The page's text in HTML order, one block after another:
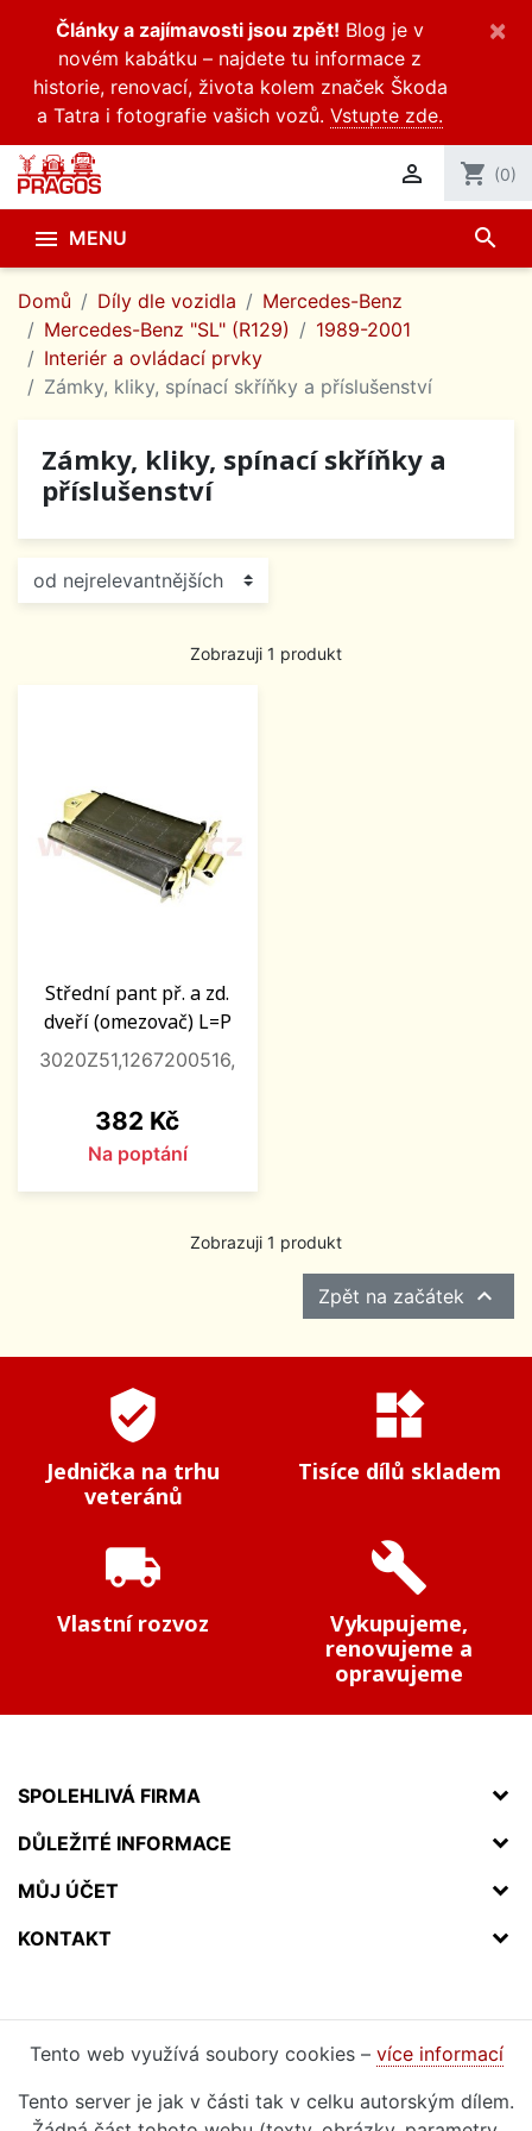
Články a zajímavosti jsou zpět! Blog je v
novém kabátku – najdete tu informace z
historie, renovací, života kolem značek Škoda
a Tatra i fotografie vašich vozů. Vstupte zde.
×
 shopping_cart (0)
 MENU search
Domů Díly dle vozidla
Mercedes-Benz
Mercedes-Benz "SL" (R129)
1989-2001
Interiér a ovládací prvky
Zámky, kliky, spínací skříňky a příslušenství
Zámky, kliky, spínací skříňky a
příslušenství
Zobrazuji 1 produkt
Střední pant př. a zd.
dveří (omezovač) L=P
3020Z51,1267200516,
Cena
382 Kč
Na poptání
Zobrazuji 1 produkt
Zpět na začátek 
verified_user
Jednička na trhu
veteránů
widgets
Tisíce dílů skladem
local_shipping
Vlastní rozvoz
build
Vykupujeme,
renovujeme a
opravujeme
SPOLEHLIVÁ FIRMA
DŮLEŽITÉ INFORMACE
MŮJ ÚČET
KONTAKT
Tento web využívá soubory cookies – více informací
Tento server je jak v části tak v celku autorským dílem.